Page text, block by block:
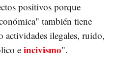
positivos porque
también tiene
actividades ilegales, ruido,
e incivismo".